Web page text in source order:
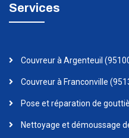
Services
Couvreur à Argenteuil
Couvreur à Franconville
Pose et réparation de
Nettoyage et démoussage